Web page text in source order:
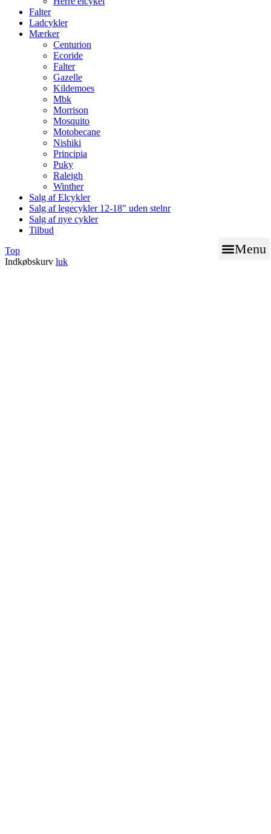
Menu
Falter
Ladcykler
Mærker
Centurion
Ecoride
Falter
Gazelle
Kildemoes
Mbk
Morrison
Mosquito
Motobecane
Nishiki
Principia
Puky
Raleigh
Winther
Salg af Elcykler
Salg af legecykler 12-18" uden stelnr
Salg af nye cykler
Tilbud
Top
Indkøbskurv luk